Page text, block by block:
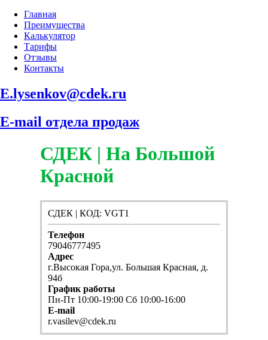
Главная
Преимущества
Калькулятор
Тарифы
Отзывы
Контакты
E.lysenkov@cdek.ru
E-mail отдела продаж
СДЕК | На Большой
Красной
СДЕК | КОД: VGT1
Телефон
79046777495
Адрес
г.Высокая Гора,ул. Большая Красная, д.
94б
График работы
Пн-Пт 10:00-19:00 Сб 10:00-16:00
E-mail
r.vasilev@cdek.ru